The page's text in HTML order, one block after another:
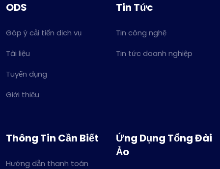
ODS
Góp ý cải tiến dịch vụ
Tài liệu
Tuyển dụng
Giới thiệu
Tin Tức
Tin công nghệ
Tin tức doanh nghiệp
Thông Tin Cần Biết
Hướng dẫn thanh toán
Ứng Dụng Tổng Đài
Ảo